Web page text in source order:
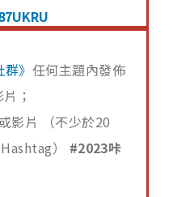
》 任何主題內發佈
；
影片 （不少於20
）
#2023咔